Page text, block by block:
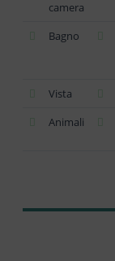
camera
Bagno
Vista
Animali